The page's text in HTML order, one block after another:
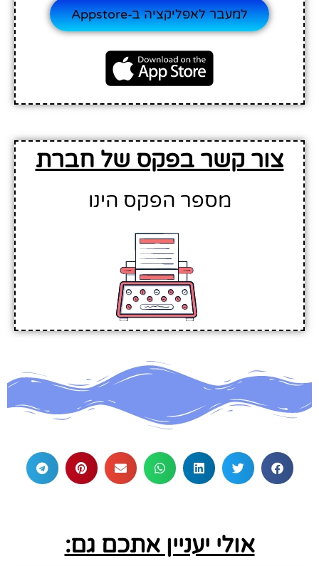
למעבר לאפליקציה ב-Appstore
צור קשר בפקס של חברת
מספר הפקס הינו
אולי יעניין אתכם גם: